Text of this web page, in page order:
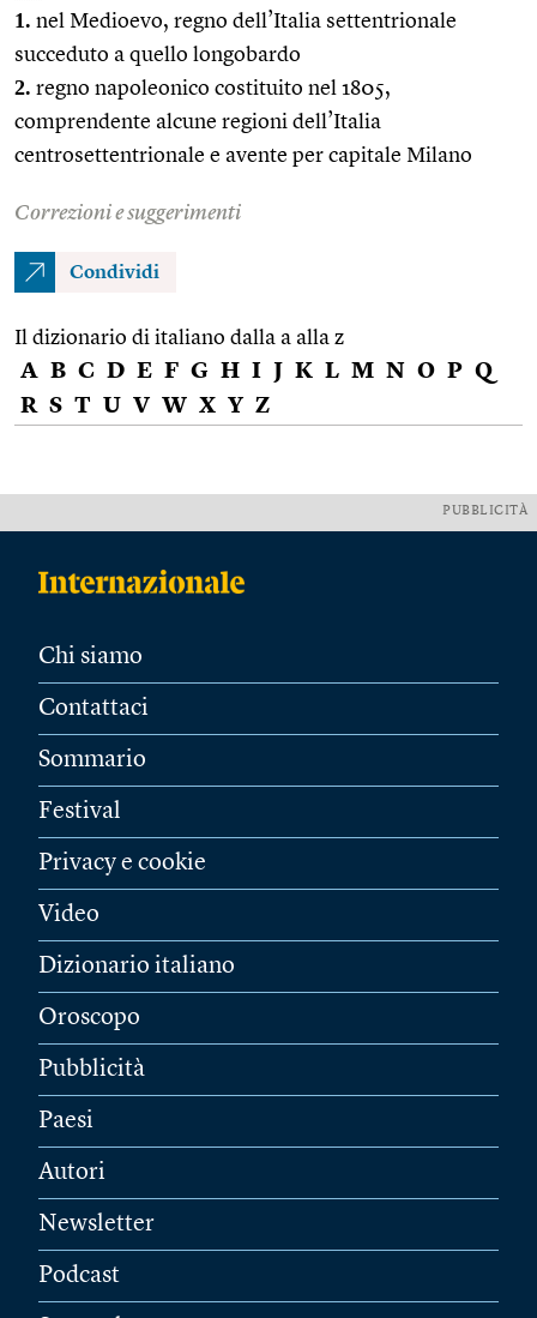
1. nel Medioevo, regno dell’Italia settentrionale
succeduto a quello longobardo
2. regno napoleonico costituito nel 1805,
comprendente alcune regioni dell’Italia
centrosettentrionale e avente per capitale Milano
Correzioni e suggerimenti
Condividi
Il dizionario di italiano dalla a alla z
A B C D E F G H I J K L M N O P Q
R S T U V W X Y Z
PUBBLICITÀ
Chi siamo
Contattaci
Sommario
Festival
Privacy e cookie
Video
Dizionario italiano
Oroscopo
Pubblicità
Paesi
Autori
Newsletter
Podcast